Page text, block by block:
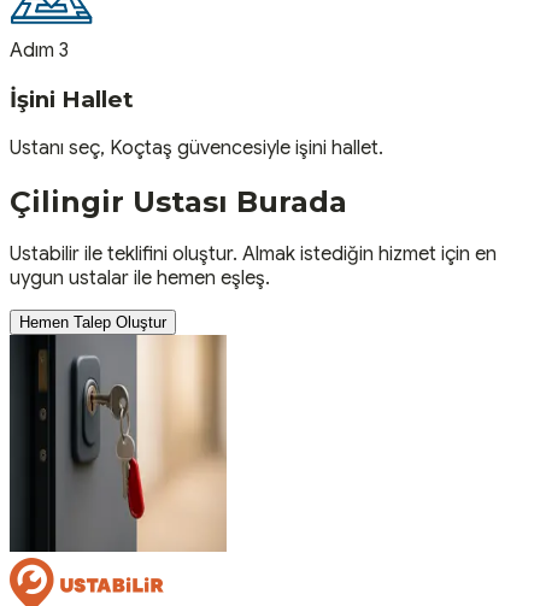
Adım 3
İşini Hallet
Ustanı seç, Koçtaş güvencesiyle işini hallet.
Çilingir Ustası Burada
Ustabilir ile teklifini oluştur. Almak istediğin hizmet için en
uygun ustalar ile hemen eşleş.
Hemen Talep Oluştur